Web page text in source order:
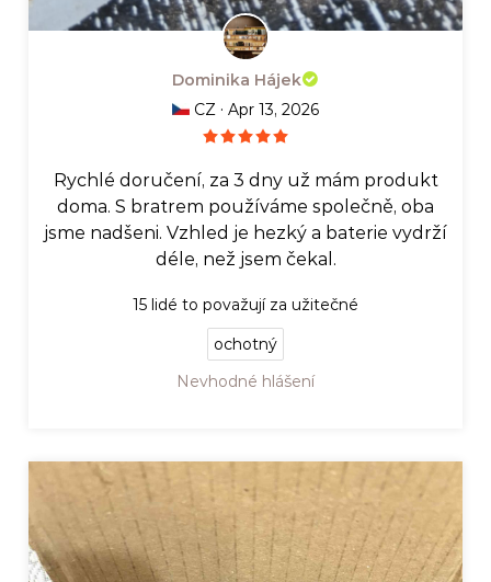
Dominika Hájek
CZ · Apr 13, 2026
Rychlé doručení, za 3 dny už mám produkt
doma. S bratrem používáme společně, oba
jsme nadšeni. Vzhled je hezký a baterie vydrží
déle, než jsem čekal.
15 lidé to považují za užitečné
ochotný
Nevhodné hlášení